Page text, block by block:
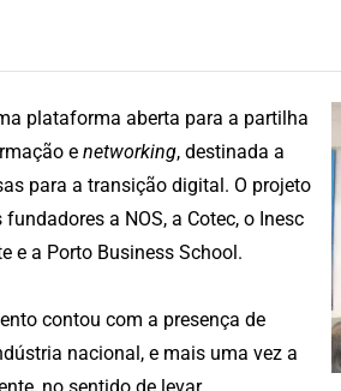
plataforma aberta para a partilha
e networking, destinada a
para a transição digital. O projeto
a NOS, a Cotec, o Inesc
e a Porto Business School.
contou com a presença de
nacional, e mais uma vez a